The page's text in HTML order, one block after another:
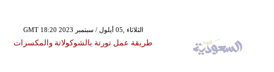
GMT 18:20 2023 الثلاثاء ,05 أيلول / سبتمبر
طريقة عمل تورتة بالشوكولاتة والمكسرات